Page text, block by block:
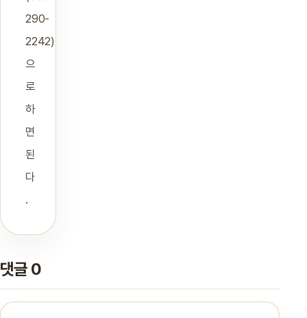
290-
2242)
으
로
하
면
된
다
.
댓글 0